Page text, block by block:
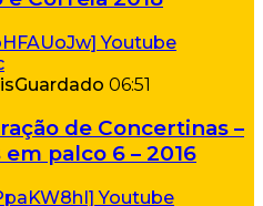
Guardado 06:51
de Concertinas –
palco 6 – 2016